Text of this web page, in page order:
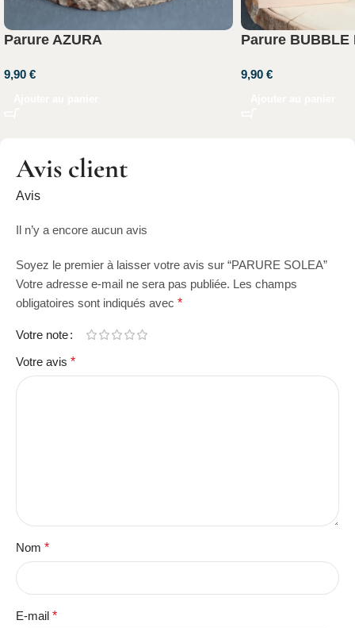
Parure AZURA
9,90 €
Parure BUBBLE
9,90 €
Avis client
Avis
Il n’y a encore aucun avis
Soyez le premier à laisser votre avis sur “PARURE SOLEA”
Votre adresse e-mail ne sera pas publiée. Les champs
obligatoires sont indiqués avec *
Votre note
Votre avis *
Nom *
E-mail *